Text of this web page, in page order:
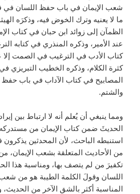
شعب الإيمان في باب حفظ اللسان
ما لا يعنيه وترك الخوض فيه، وذكرَه
الظمآن إلى زوائد ابن حبان في كتاب
عند الأمير، وذكره المنذري في كتابه
كتاب الأدب في الترغيب في الصمت
كثرة الكلام، وذكره الخطيب التبريزي
المصابيح في كتاب الآداب في باب حفظ
والشتم.
ومما ينبغي أن يُعلم أنه لا ارتباط بين
الحديثَ ضمن كتاب الإيمان من مستدركه
استنبطه الباحث، لأن المحدثين يذكرون
من الأحاديث المتعلقة بشعب الإيمان،
تكفيرَ من لم يتصف بها، ومناسبة هذا
اللسان وقولَ الكلمة الطيبة هو من شعب
المناسبة أكثر بالشق الآخر من